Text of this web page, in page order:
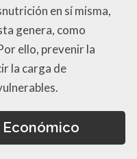
en sí misma,
genera, como
ello, prevenir la
la carga de
Económico